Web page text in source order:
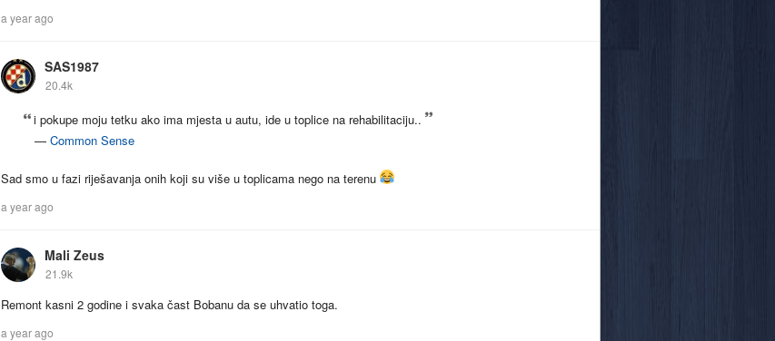
a year ago
SAS1987
20.4k
i pokupe moju tetku ako ima mjesta u autu, ide u toplice na rehabilitaciju..
— Common Sense
Sad smo u fazi riješavanja onih koji su više u toplicama nego na terenu
a year ago
Mali Zeus
21.9k
Remont kasni 2 godine i svaka čast Bobanu da se uhvatio toga.
a year ago